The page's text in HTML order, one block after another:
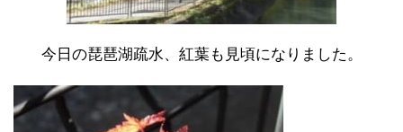
今日の琵琶湖疏水、紅葉も見頃になりました。